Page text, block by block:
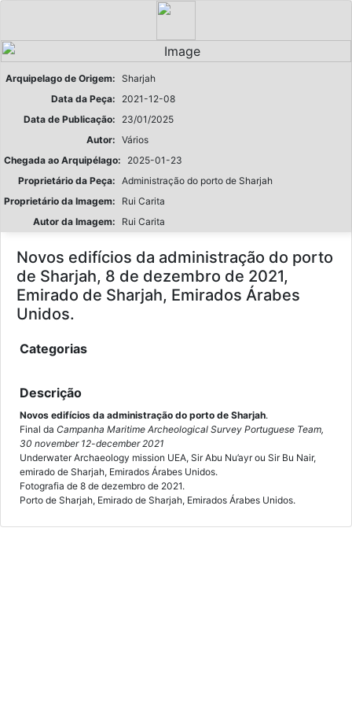
Arquipelago de Origem: Sharjah
Data da Peça:
2021-12-08
Data de Publicação:
23/01/2025
Autor: Vários
Chegada ao Arquipélago:
2025-01-23
Proprietário da Peça: Administração do porto de Sharjah
Proprietário da Imagem:
Rui Carita
Autor da Imagem:
Rui Carita
Novos edifícios da administração do porto
de Sharjah, 8 de dezembro de 2021,
Emirado de Sharjah, Emirados Árabes
Unidos.
Categorias
Descrição
Novos edifícios da administração do porto de Sharjah.
Final da Campanha Maritime Archeological Survey Portuguese Team,
30 november 12-december 2021
Underwater Archaeology mission UEA, Sir Abu Nu’ayr ou Sir Bu Nair,
emirado de Sharjah, Emirados Árabes Unidos.
Fotografia de 8 de dezembro de 2021.
Porto de Sharjah, Emirado de Sharjah, Emirados Árabes Unidos.